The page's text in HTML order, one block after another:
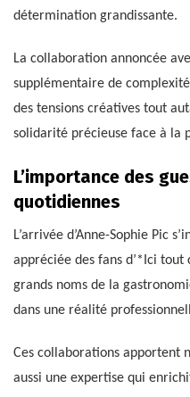
détermination grandissante.
La collaboration annoncée
supplémentaire de
des tensions créatives tout
solidarité précieuse face à la
L’importance des
quotidiennes
L’arrivée d’Anne-Sophie Pic
appréciée des fans d’*Ici
grands noms de la
dans une réalité
Ces collaborations apportent
aussi une expertise qui